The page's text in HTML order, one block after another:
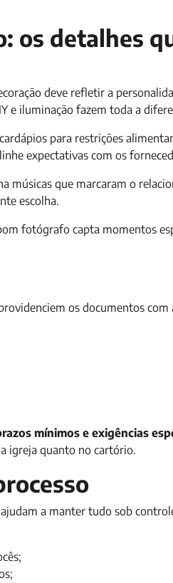
os detalhes
deve refletir a
e iluminação fazem toda a
para restrições
expectativas com os
músicas que marcaram o
escolha.
fotógrafo capta momentos
os documentos com
mínimos e exigências
igreja quanto no cartório.
a manter tudo sob